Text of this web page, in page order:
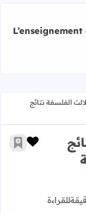
الفلسفة نتائج
زر
أضف
للقراءة